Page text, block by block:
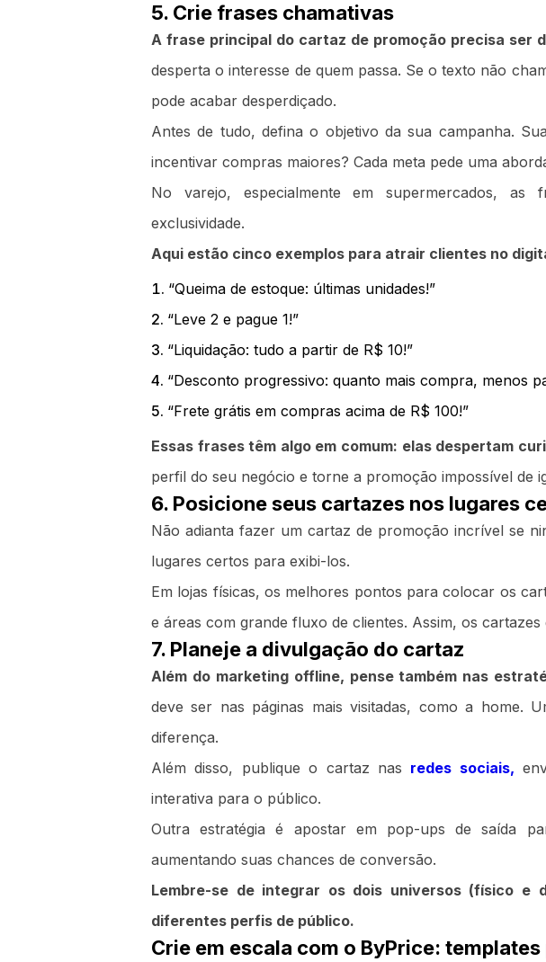
5. Crie frases chamativas
A frase principal do cartaz de promoção precisa ser
desperta o interesse de quem passa. Se o texto não
pode acabar desperdiçado.
Antes de tudo, defina o objetivo da sua campanha.
incentivar compras maiores? Cada meta pede uma
No varejo, especialmente em supermercados, as
exclusividade.
Aqui estão cinco exemplos para atrair clientes no
“Queima de estoque: últimas unidades!”
“Leve 2 e pague 1!”
“Liquidação: tudo a partir de R$ 10!”
“Desconto progressivo: quanto mais compra, menos
“Frete grátis em compras acima de R$ 100!”
Essas frases têm algo em comum: elas despertam
perfil do seu negócio e torne a promoção impossível de
6. Posicione seus cartazes nos lugares
Não adianta fazer um cartaz de promoção incrível se
lugares certos para exibi-los.
Em lojas físicas, os melhores pontos para colocar os
e áreas com grande fluxo de clientes. Assim, os
7. Planeje a divulgação do cartaz
Além do marketing offline, pense também nas
deve ser nas páginas mais visitadas, como a home.
diferença.
Além disso, publique o cartaz nas redes sociais,
interativa para o público.
Outra estratégia é apostar em pop-ups de saída
aumentando suas chances de conversão.
Lembre-se de integrar os dois universos (físico e
diferentes perfis de público.
Crie em escala com o ByPrice: